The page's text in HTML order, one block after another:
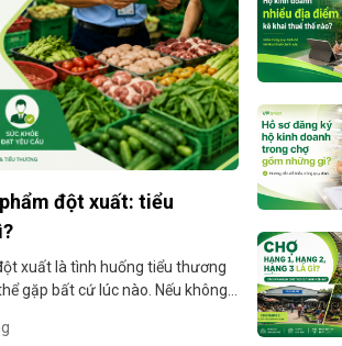
đột xuất: tiểu
xuất là tình huống tiểu thương
gặp bất cứ lúc nào. Nếu không
gốc hàng hóa hoặc bị nhắc nhở